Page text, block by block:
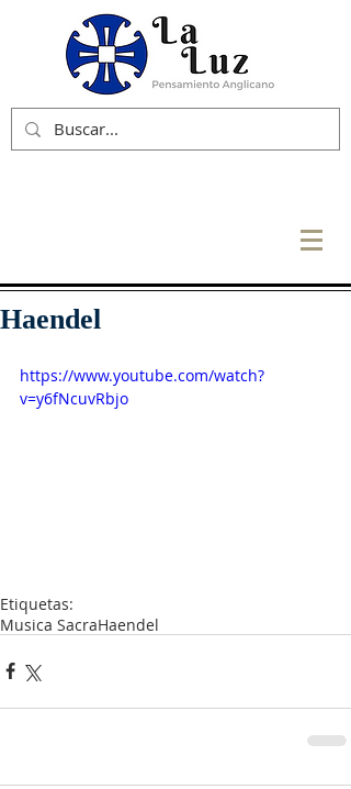
Haendel
https://www.youtube.com/watch?
v=y6fNcuvRbjo
Etiquetas:
Musica SacraHaendel